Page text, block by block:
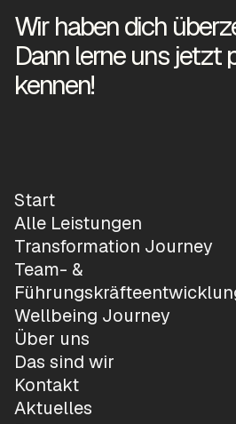
Wir haben dich
Dann lerne uns jetzt
kennen!
Start
Alle Leistungen
Transformation Journey
Team- &
Wellbeing Journey
Über uns
Das sind wir
Kontakt
Aktuelles